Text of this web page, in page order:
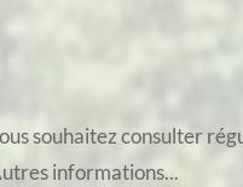
souhaitez consulter
informations...